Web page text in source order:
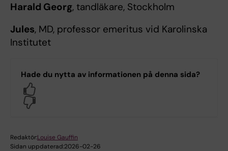
Harald Georg, tandläkare, Stockholm
Jules, MD, professor emeritus vid Karolinska
Institutet
Hade du nytta av informationen på denna sida?
Redaktör:Louise Gauffin
Sidan uppdaterad:2026-02-26